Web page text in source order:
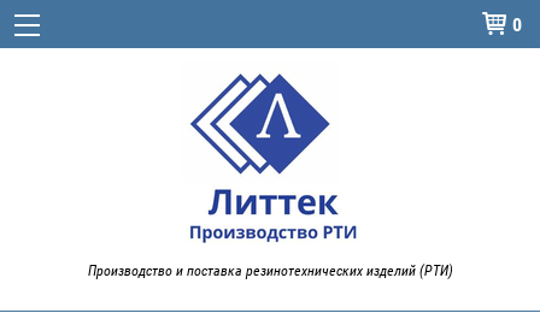
 0
Производство и поставка резинотехнических изделий (РТИ)